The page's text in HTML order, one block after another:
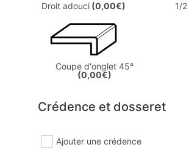
Droit adouci (0,00€) 1/
Coupe d'onglet 45°
(0,00€)
Crédence et dosseret
Ajouter une crédence